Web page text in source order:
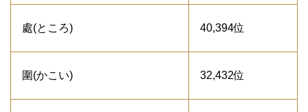
處(ところ) 40,394位
圍(かこい) 32,432位